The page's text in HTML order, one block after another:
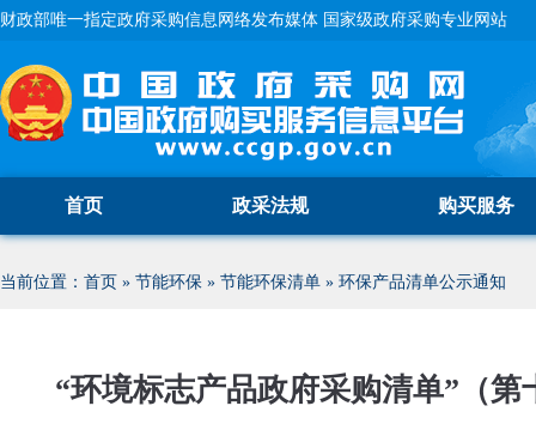
财政部唯一指定政府采购信息网络发布媒体 国家级政府采购专业网站
首页 政采法规 购买服务
当前位置： 首页 » 节能环保 » 节能环保清单 » 环保产品清单公示通知
“环境标志产品政府采购清单”（第